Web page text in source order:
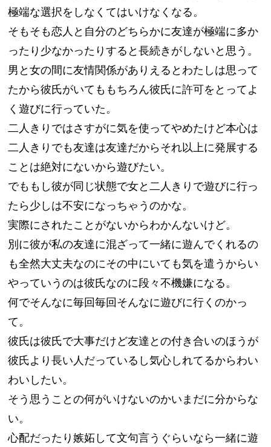
極端な選択をしなくてはいけなくなる。
そもそも恋人と自分のどちらかに友達が極端に多か
ったり少なかったりすると長続きがしないと思う。
男と女の間に友情関係がありえるとわたしは思って
たから彼氏がいてももちろん彼氏に許可をとってよ
く遊びに行っていた。
二人きりではさすがに気を使ってやめたけど本心は
二人きりでも友達は友達だからそれ以上に発展する
ことは絶対にないから遊びたい。
でももし彼が同じ状態で女と二人きりで遊びに行っ
たら少しは不安になっちゃうのかな。
実際にされたことがないからわかんないけど。
別に彼が私の友達に混ざって一緒に遊んでくれるの
も全然大丈夫なのにその中にいても気を遣うからい
やっていうのは彼氏なのに段々不機嫌になる。
何でそんなに毎回毎回そんなに遊びに行くのかっ
て。
彼氏は彼氏で大事だけど友達との付き合いのほうが
彼氏より長い人だっているし気心しれてるからわい
わいしたい。
そう思うことの何がいけないのかいまだに分からな
い。
心配だったり嫉妬して文句言うぐらいなら一緒に遊